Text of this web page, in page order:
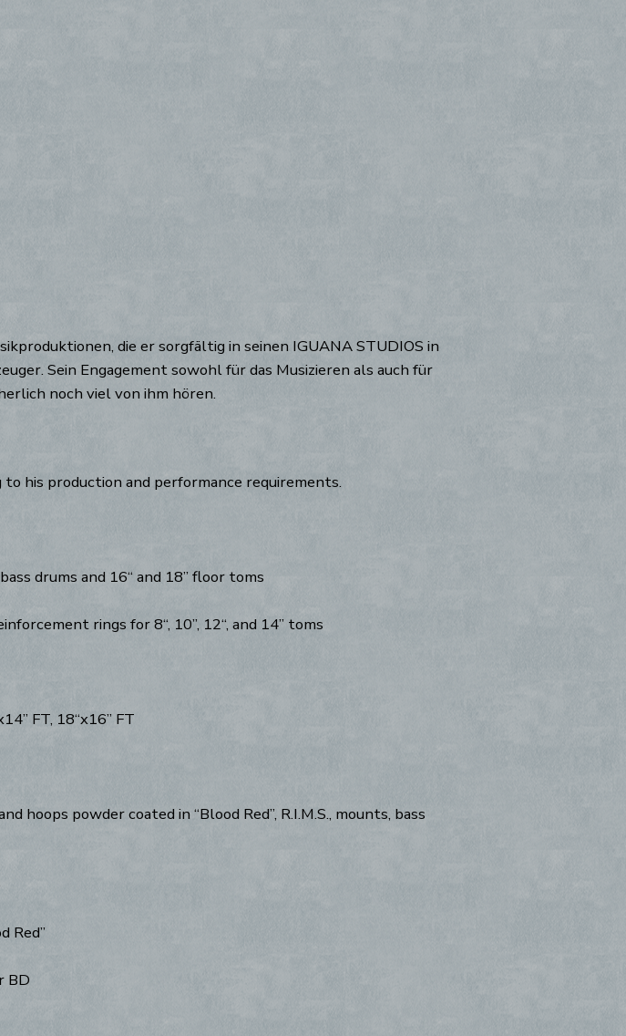
his production and performance requirements.
drums and 16“ and 18” floor toms
rings for 8“, 10”, 12“, and 14” toms
FT, 18“x16” FT
hoops powder coated in “Blood Red”, R.I.M.S., mounts, bass
Red”
BD
die er sorgfältig in seinen IGUANA STUDIOS in
Sein Engagement sowohl für das Musizieren als auch für
noch viel von ihm hören.